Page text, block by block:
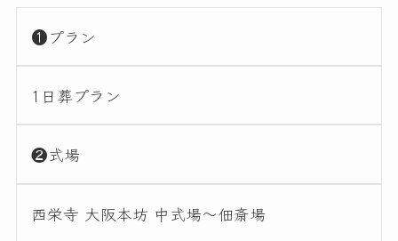
❶プラン
1日葬プラン
❷式場
西栄寺 大阪本坊 中式場～佃斎場